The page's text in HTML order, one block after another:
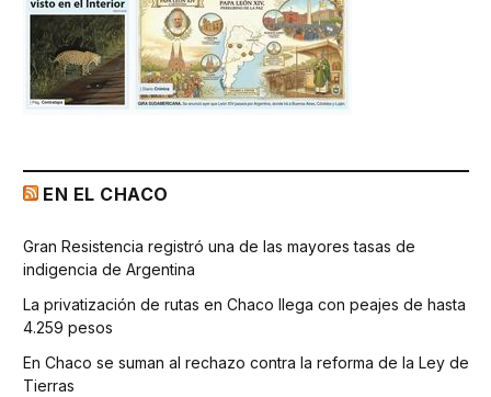
EN EL CHACO
Gran Resistencia registró una de las mayores tasas de
indigencia de Argentina
La privatización de rutas en Chaco llega con peajes de hasta
4.259 pesos
En Chaco se suman al rechazo contra la reforma de la Ley de
Tierras